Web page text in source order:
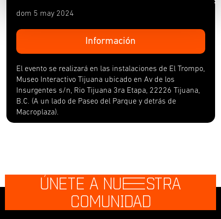
dom 5 may 2024
Información
El evento se realizará en las instalaciones de El Trompo,
Museo Interactivo Tijuana ubicado en Av de los
Insurgentes s/n, Rio Tijuana 3ra Etapa, 22226 Tijuana,
B.C. (A un lado de Paseo del Parque y detrás de
Macroplaza).
ÚNETE A NUESTRA
COMUNIDAD